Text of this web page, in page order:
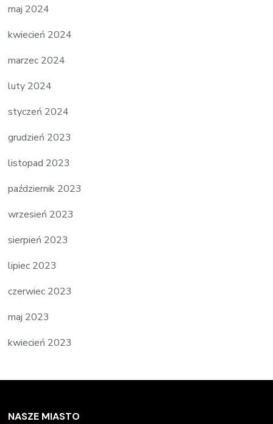
maj 2024
kwiecień 2024
marzec 2024
luty 2024
styczeń 2024
grudzień 2023
listopad 2023
październik 2023
wrzesień 2023
sierpień 2023
lipiec 2023
czerwiec 2023
maj 2023
kwiecień 2023
NASZE MIASTO